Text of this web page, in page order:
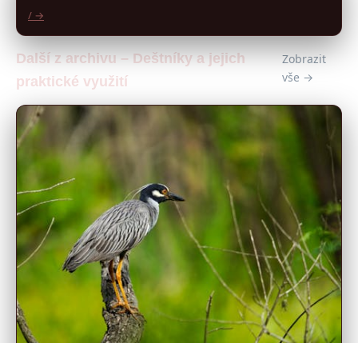
/ →
Další z archivu – Deštníky a jejich
praktické využití
Zobrazit
vše →